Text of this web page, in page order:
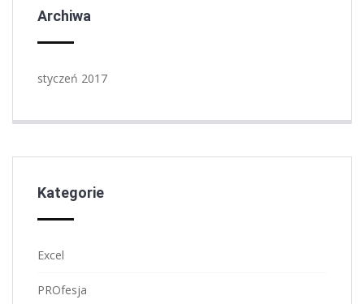
Archiwa
styczeń 2017
Kategorie
Excel
PROfesja